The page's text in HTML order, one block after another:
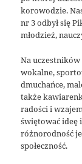
korowodzie.
nr 3 odbył się
młodzież,
Na
wokalne,
dmuchańce,
także
radości i
świętować ideę
różnorodność
społeczność.